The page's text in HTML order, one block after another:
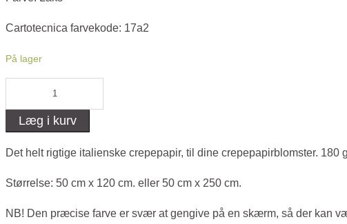
Cartotecnica farvekode: 17a2
På lager
Crepepapir
-
LaksLæg i kurv
Det helt rigtige italienske crepepapir, til dine crepepapirblomster. 180
Størrelse: 50 cm x 120 cm. eller 50 cm x 250 cm.
NB! Den præcise farve er svær at gengive på en skærm, så der kan